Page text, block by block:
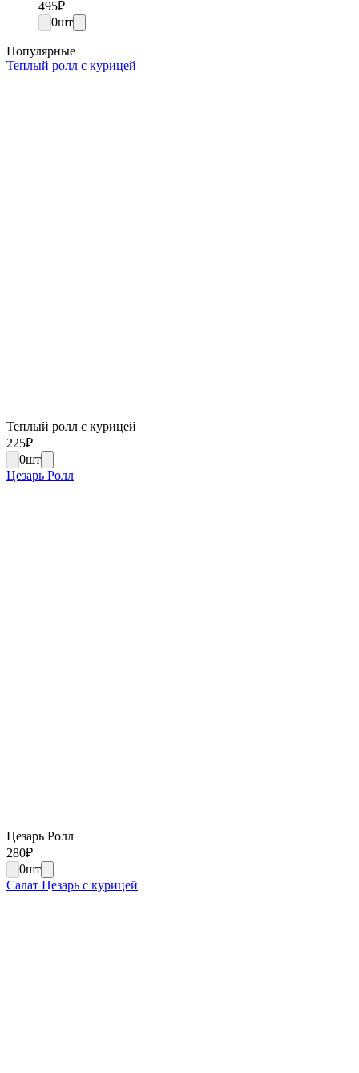
495₽
0шт
Популярные
Теплый ролл с курицей
Теплый ролл с курицей
225₽
0шт
Цезарь Ролл
Цезарь Ролл
280₽
0шт
Салат Цезарь с курицей